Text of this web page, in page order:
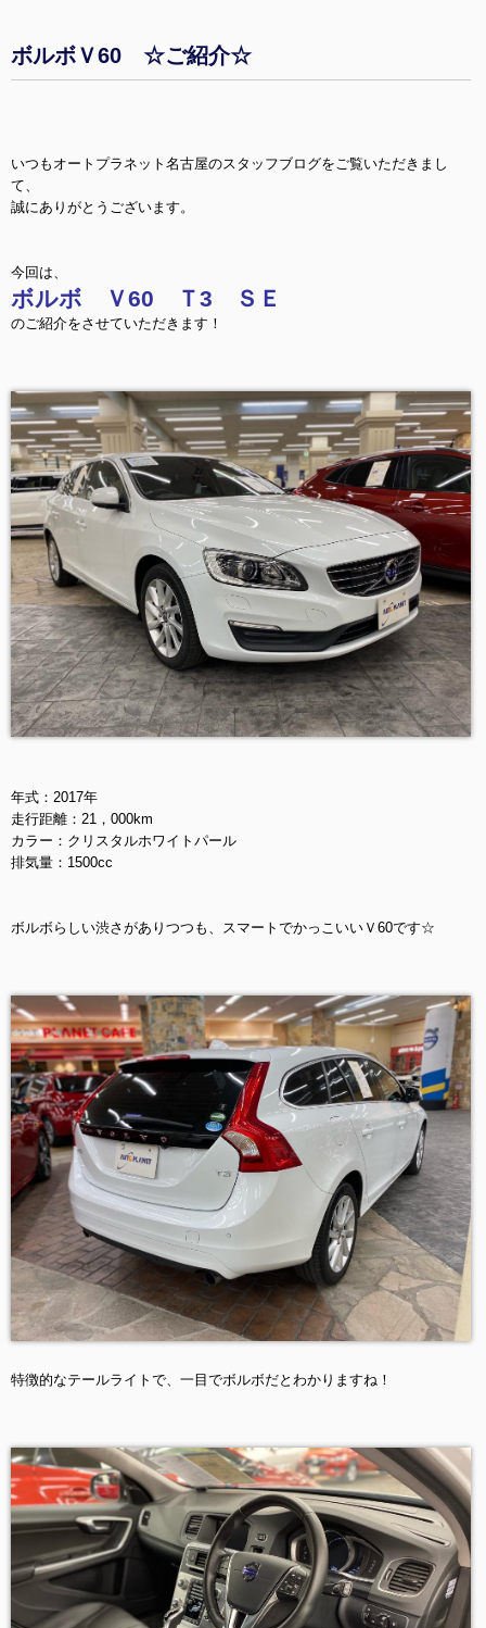
ボルボＶ60 ☆ご紹介☆
いつもオートプラネット名古屋のスタッフブログをご覧いただきまし
て、
誠にありがとうございます。
今回は、
ボルボ Ｖ60 Ｔ3 ＳＥ
のご紹介をさせていただきます！
年式：2017年
走行距離：21，000km
カラー：クリスタルホワイトパール
排気量：1500cc
ボルボらしい渋さがありつつも、スマートでかっこいいＶ60です☆
特徴的なテールライトで、一目でボルボだとわかりますね！